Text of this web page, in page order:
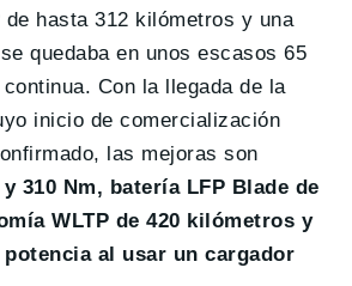
de hasta 312 kilómetros y una
quedaba en unos escasos 65
Con la llegada de la
inicio de comercialización
las mejoras son
y 310 Nm, batería LFP Blade de
WLTP de 420 kilómetros y
potencia al usar un cargador